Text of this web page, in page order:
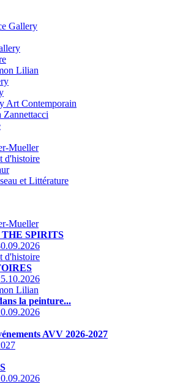
Gallery
Lilian
Art Contemporain
Zannettacci
Mueller
d'histoire
et Littérature
Mueller
SPIRITS
d'histoire
Lilian
la peinture...
AVV 2026-2027